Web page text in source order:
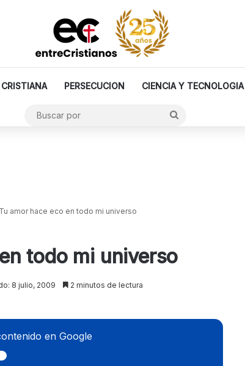
PERSECUCION CIENCIA Y TECNOLOGIA
amor hace eco en todo mi universo
todo mi universo
8 julio, 2009 2 minutos de lectura
en Google